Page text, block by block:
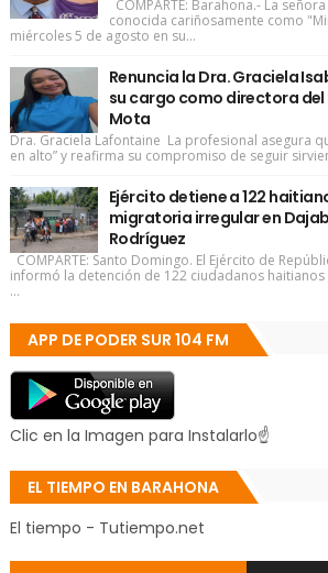
COMPARTE: Barahona.- La
conocida cariñosamente como
miércoles 5 de agosto en su...
Renuncia la Dra. Graciela
su cargo como directora
Mota
Dra. Graciela Lafontaine La profesional asegura
en alto” y reafirma su compromiso de seguir
Ejército detiene a 122
migratoria irregular en
Rodríguez
COMPARTE: Santo Domingo. El Ejército de
informó la detención de 122 ciudadanos
...
APP DE PODER SUR 104 FM
Clic en la Imagen para Instalarlo☝
EL TIEMPO EN BARAHONA
El tiempo - Tutiempo.net